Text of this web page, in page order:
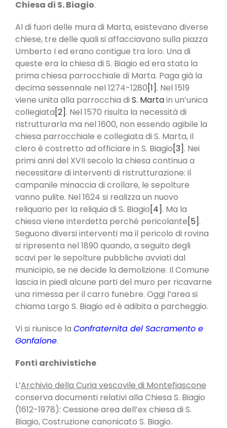
Chiesa di S. Biagio.
Al di fuori delle mura di Marta, esistevano diverse
chiese, tre delle quali si affacciavano sulla piazza
Umberto I ed erano contigue tra loro. Una di
queste era la chiesa di S. Biagio ed era stata la
prima chiesa parrocchiale di Marta. Paga già la
decima sessennale nel 1274-1280[1]. Nel 1519
viene unita alla parrocchia di S. Martain un’unica
collegiata[2]. Nel 1570 risulta la necessità di
ristrutturarla ma nel 1600, non essendo agibile la
chiesa parrocchiale e collegiata di S. Marta, il
clero è costretto ad officiare in S. Biagio[3]. Nei
primi anni del XVII secolo la chiesa continua a
necessitare di interventi di ristrutturazione: il
campanile minaccia di crollare, le sepolture
vanno pulite. Nel 1624 si realizza un nuovo
reliquario per la reliquia di S. Biagio[4]. Ma la
chiesa viene interdetta perché pericolante[5].
Seguono diversi interventi ma il pericolo di rovina
si ripresenta nel 1890 quando, a seguito degli
scavi per le sepolture pubbliche avviati dal
municipio, se ne decide la demolizione. Il Comune
lascia in piedi alcune parti del muro per ricavarne
una rimessa per il carro funebre. Oggi l’area si
chiama Largo S. Biagio ed è adibita a parcheggio.
Vi si riunisce la Confraternita del Sacramento e
Gonfalone.
Fonti archivistiche
L’Archivio della Curia vescovile di Montefiascone
conserva documenti relativi alla Chiesa S. Biagio
(1612-1978): Cessione area dell’ex chiesa di S.
Biagio, Costruzione canonicato S. Biagio.